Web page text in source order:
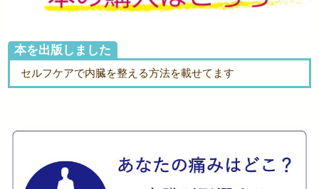
本を出版しました
セルフケアで内臓を整える方法を載せてます